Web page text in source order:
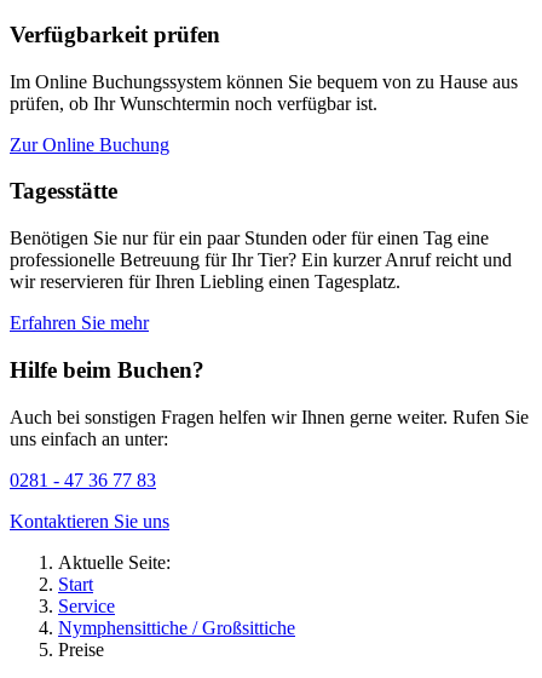
Verfügbarkeit prüfen
Im Online Buchungssystem können Sie bequem von zu Hause aus
prüfen, ob Ihr Wunschtermin noch verfügbar ist.
Zur Online Buchung
Tagesstätte
Benötigen Sie nur für ein paar Stunden oder für einen Tag eine
professionelle Betreuung für Ihr Tier? Ein kurzer Anruf reicht und
wir reservieren für Ihren Liebling einen Tagesplatz.
Erfahren Sie mehr
Hilfe beim Buchen?
Auch bei sonstigen Fragen helfen wir Ihnen gerne weiter. Rufen Sie
uns einfach an unter:
0281 - 47 36 77 83
Kontaktieren Sie uns
Aktuelle Seite:
Start
Service
Nymphensittiche / Großsittiche
Preise